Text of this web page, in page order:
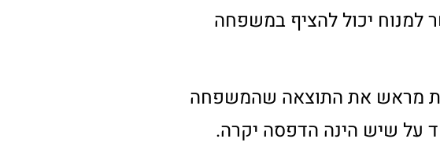
מטפח ומראה להם דוגמאות